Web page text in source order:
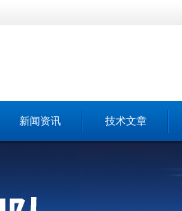
新闻资讯 技术文章